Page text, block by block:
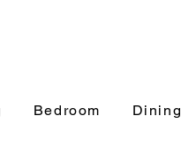
Bedroom Dining